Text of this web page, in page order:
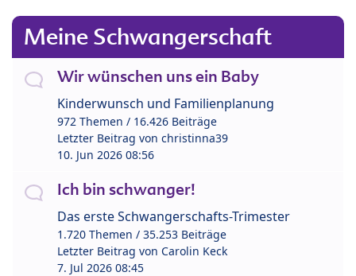
Meine Schwangerschaft
Wir wünschen uns ein Baby
Kinderwunsch und Familienplanung
972 Themen / 16.426 Beiträge
Letzter Beitrag von christinna39
10. Jun 2026 08:56
Ich bin schwanger!
Das erste Schwangerschafts-Trimester
1.720 Themen / 35.253 Beiträge
Letzter Beitrag von Carolin Keck
7. Jul 2026 08:45